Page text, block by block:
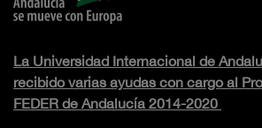
La Universidad Internacional de
recibido varias ayudas con cargo al
FEDER de Andalucía 2014-2020